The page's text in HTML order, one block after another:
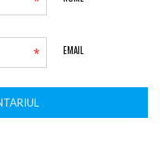
EMAIL
*